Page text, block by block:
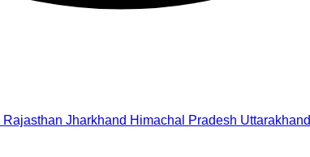
Rajasthan Jharkhand Himachal Pradesh Uttarakhand